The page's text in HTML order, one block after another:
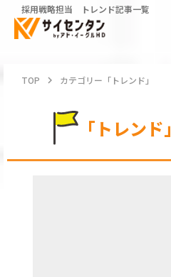
TOP keyboard_arrow_right カテゴリー「トレンド」
「トレンド」
採用戦略担当 トレンド記事一覧